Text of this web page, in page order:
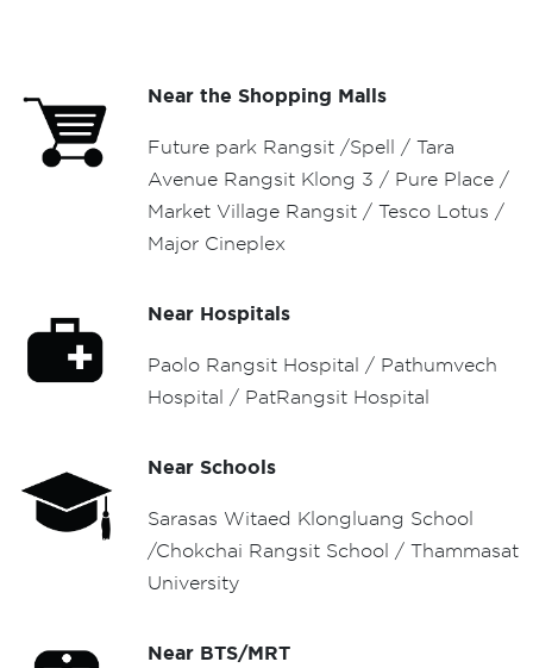
Near the Shopping Malls
Future park Rangsit /Spell / Tara
Avenue Rangsit Klong 3 / Pure Place /
Market Village Rangsit / Tesco Lotus /
Major Cineplex
Near Hospitals
Paolo Rangsit Hospital / Pathumvech
Hospital / PatRangsit Hospital
Near Schools
Sarasas Witaed Klongluang School
/Chokchai Rangsit School / Thammasat
University
Near BTS/MRT